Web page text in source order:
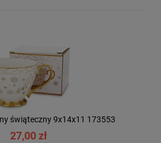
świąteczny 9x14x11 173553
27,00 zł